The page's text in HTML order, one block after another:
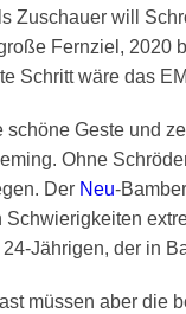
Zuschauer will
Fernziel, 2020
Schritt wäre das
schöne Geste und
Ohne
Der Neu-
Schwierigkeiten
Jährigen, der in
müssen aber die